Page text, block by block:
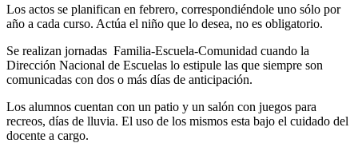
Los actos se planifican en febrero, correspondiéndole uno sólo por
año a cada curso. Actúa el niño que lo desea, no es obligatorio.
Se realizan jornadas Familia-Escuela-Comunidad cuando la
Dirección Nacional de Escuelas lo estipule las que siempre son
comunicadas con dos o más días de anticipación.
Los alumnos cuentan con un patio y un salón con juegos para
recreos, días de lluvia. El uso de los mismos esta bajo el cuidado del
docente a cargo.